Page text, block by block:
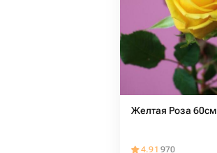
Желтая Роза 60см
4.91 970